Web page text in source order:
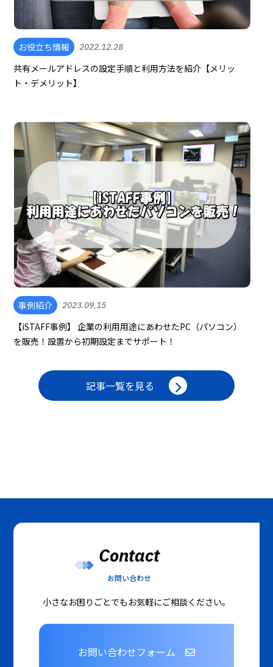
お役立ち情報 2022.12.28
共有メールアドレスの設定手順と利用方法を紹介【メリッ
ト・デメリット】
事例紹介 2023.09.15
【iSTAFF事例】 企業の利用用途にあわせたPC（パソコン）
を販売！設置から初期設定までサポート！
記事一覧を見る
Contact
お問い合わせ
小さなお困りごとでもお気軽にご相談ください。
お問い合わせフォーム